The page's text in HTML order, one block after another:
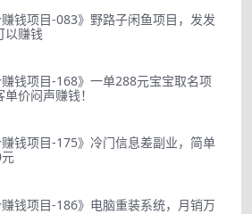
赚钱项目-083》野路子闲鱼项目，发发
以赚钱
赚钱项目-168》一单288元宝宝取名项
价闷声赚钱！
赚钱项目-175》冷门信息差副业，简单
赚钱项目-186》电脑重装系统，月销万